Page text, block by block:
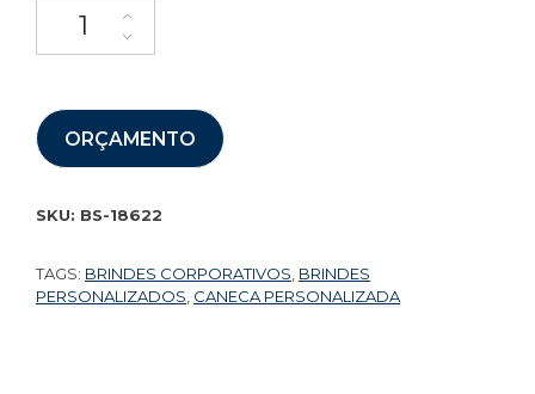
ORÇAMENTO
SKU: BS-18622
TAGS: BRINDES CORPORATIVOS BRINDES
PERSONALIZADOS CANECA PERSONALIZADA